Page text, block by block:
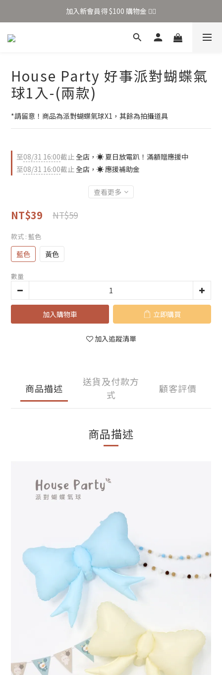
加入新會員得 $100 購物金 👉🏻
加入新會員得 $100 購物金 👉🏻
全站滿 $699 享免運
House Party 好事派對蝴蝶氣
球1入-(兩款)
*請留意！商品為派對蝴蝶氣球X1，其餘為拍攝道具
至08/31 16:00截止全店，☀️ 夏日放電趴！滿額贈應援中
至08/31 16:00截止全店，☀️ 應援補助金
查看更多
NT$39 NT$59
款式 : 藍色
藍色 黃色
數量
加入購物車 立即購買
加入追蹤清單
商品描述
送貨及付款方
式
顧客評價
商品描述